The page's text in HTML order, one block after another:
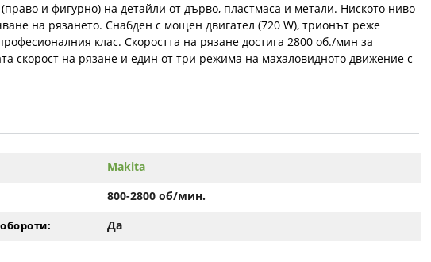
и фигурно) на детайли от дърво, пластмаса и метали. Ниското ниво
на рязането. Снабден с мощен двигател (720 W), трионът реже
клас. Скоростта на рязане достига 2800 об./мин за
скорост на рязане и един от три режима на махаловидното движение с
Makita
800-2800 об/мин.
Да